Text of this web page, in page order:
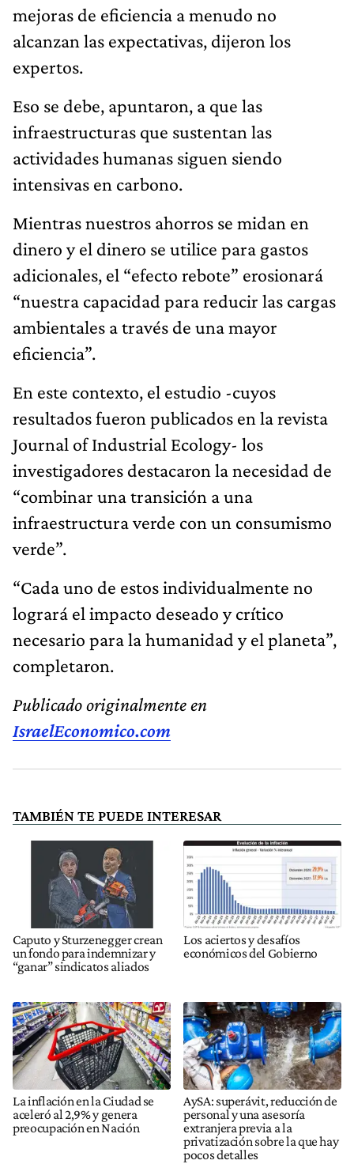
mejoras de eficiencia a menudo no
alcanzan las expectativas, dijeron los
expertos.
Eso se debe, apuntaron, a que las
infraestructuras que sustentan las
actividades humanas siguen siendo
intensivas en carbono.
Mientras nuestros ahorros se midan en
dinero y el dinero se utilice para gastos
adicionales, el “efecto rebote” erosionará
“nuestra capacidad para reducir las cargas
ambientales a través de una mayor
eficiencia”.
En este contexto, el estudio -cuyos
resultados fueron publicados en la revista
Journal of Industrial Ecology- los
investigadores destacaron la necesidad de
“combinar una transición a una
infraestructura verde con un consumismo
verde”.
“Cada uno de estos individualmente no
logrará el impacto deseado y crítico
necesario para la humanidad y el planeta”,
completaron.
Publicado originalmente en
IsraelEconomico.com
TAMBIÉN TE PUEDE INTERESAR
Caputo y Sturzenegger crean
un fondo para indemnizar y
“ganar” sindicatos aliados
Los aciertos y desafíos
económicos del Gobierno
La inflación en la Ciudad se
aceleró al 2,9% y genera
preocupación en Nación
AySA: superávit, reducción de
personal y una asesoría
extranjera previa a la
privatización sobre la que hay
pocos detalles